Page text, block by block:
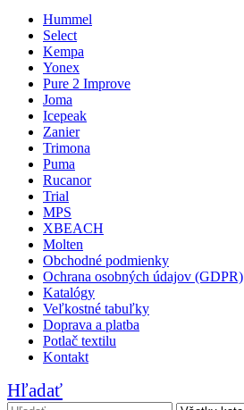
Hummel
Select
Kempa
Yonex
Pure 2 Improve
Joma
Icepeak
Zanier
Trimona
Puma
Rucanor
Trial
MPS
XBEACH
Molten
Obchodné podmienky
Ochrana osobných údajov (GDPR)
Katalógy
Veľkostné tabuľky
Doprava a platba
Potlač textilu
Kontakt
Hľadať